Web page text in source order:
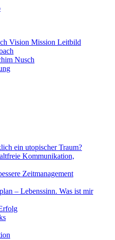
Vision Mission Leitbild
Nusch
ein utopischer Traum?
Kommunikation,
Zeitmanagement
– Lebenssinn. Was ist mir